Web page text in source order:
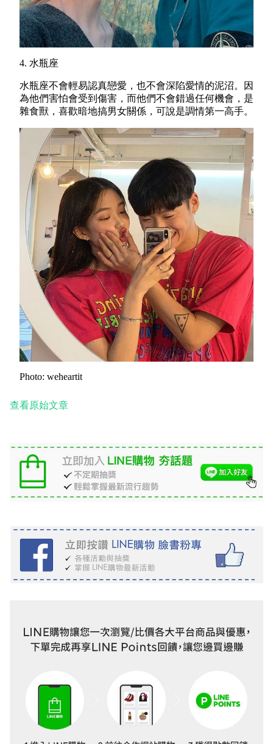
4. 水瓶座
水瓶座不會輕易認真戀愛，也不會深陷愛情的泥沼。因
為他們害怕會受到傷害，而他們不會錯過任何機會，是
雜食獸，喜歡暗地搞男女關係，可說是調情第一高手。
Photo: weheartit
查看原始文章